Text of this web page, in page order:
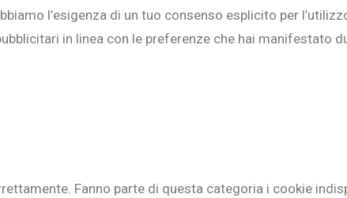
l’esigenza di un tuo consenso esplicito per
in linea con le preferenze che hai manifestato
Fanno parte di questa categoria i cookie